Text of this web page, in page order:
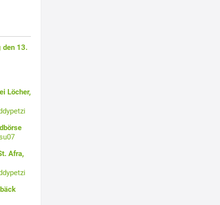
den 13.
Löcher,
Afra,